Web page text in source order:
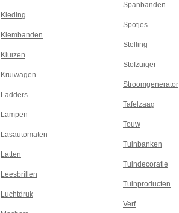
Kleding
Klembanden
Kluizen
Kruiwagen
Ladders
Lampen
Lasautomaten
Latten
Leesbrillen
Luchtdruk
Spanbanden
Spotjes
Stelling
Stofzuiger
Stroomgenerator
Tafelzaag
Touw
Tuinbanken
Tuindecoratie
Tuinproducten
Verf